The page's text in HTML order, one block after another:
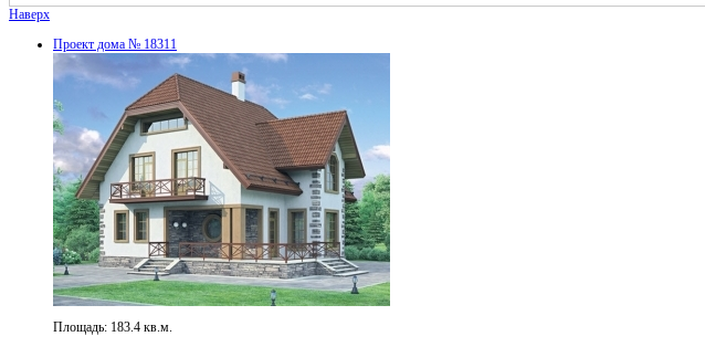
Наверх
Проект дома № 18311
Площадь: 183.4 кв.м.